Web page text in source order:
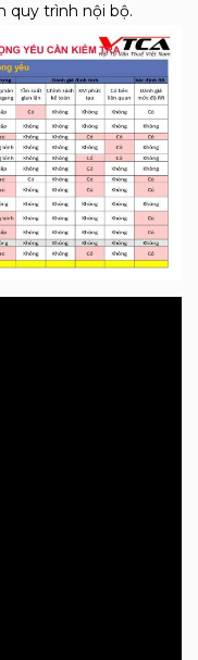
quy trình nội bộ.